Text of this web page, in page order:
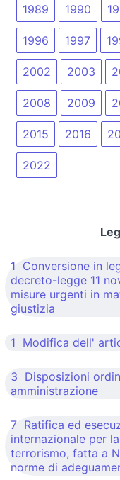
1989 1990
1996 1997
2002 2003
2008 2009
2015 2016
2022
1 Conversione in
decreto-legge 11
misure urgenti in
giustizia
1 Modifica dell'
3 Disposizioni
amministrazione
7 Ratifica ed
internazionale per
terrorismo, fatta a
norme di